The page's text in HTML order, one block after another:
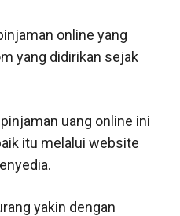
online yang
yang didirikan sejak
uang online ini
itu melalui website
yakin dengan